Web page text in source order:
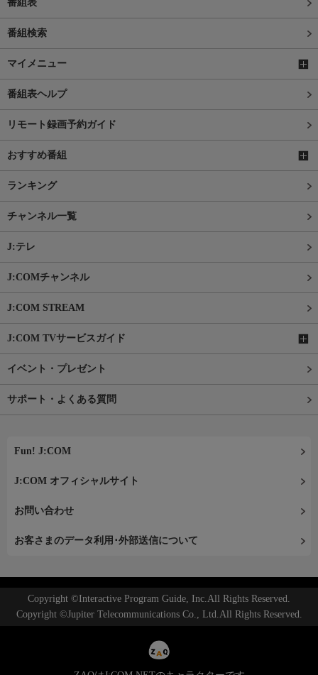
番組表
番組検索
マイメニュー
番組表ヘルプ
リモート録画予約ガイド
おすすめ番組
ランキング
チャンネル一覧
J:テレ
J:COMチャンネル
J:COM STREAM
J:COM TVサービスガイド
イベント・プレゼント
サポート・よくある質問
Fun! J:COM
J:COM オフィシャルサイト
お問い合わせ
お客さまのデータ利用･外部送信について
Copyright ©Interactive Program Guide, Inc.All Rights Reserved.
Copyright ©Jupiter Telecommunications Co., Ltd.All Rights Reserved.